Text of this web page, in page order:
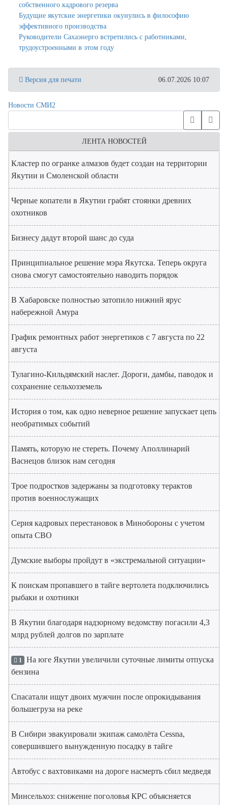
собственного кадрового резерва
Будущие якутские энергетики окунулись в философию
эффективного производства
Руководители Сахаэнерго встретились с работниками,
трудоустроенными в этом году
Версия для печати 06.07.2026 10:07
Новости СМИ2
ЛЕНТА НОВОСТЕЙ
Кластер по огранке алмазов будет создан на территории
Якутии и Смоленской области
Черные копатели в Якутии грабят стоянки древних
охотников
Бизнесу дадут второй шанс до суда
Принципиальное решение мэра Якутска. Теперь округа
снова смогут самостоятельно наводить порядок
В Хабаровске полностью затопило нижний ярус
набережной Амура
График ремонтных работ энергетиков с 7 августа по 22
августа
Тулагино-Кильдямский наслег. Дороги, дамбы, паводок и
сохранение сельхозземель
История о том, как одно неверное решение запускает цепь
необратимых событий
Память, которую не стереть. Почему Аполлинарий
Васнецов близок нам сегодня
Трое подростков задержаны за подготовку терактов
против военнослужащих
Серия кадровых перестановок в Минобороны с учетом
опыта СВО
Думские выборы пройдут в «экстремальной ситуации»
К поискам пропавшего в тайге вертолета подключились
рыбаки и охотники
В Якутии благодаря надзорному ведомству погасили 4,3
млрд рублей долгов по зарплате
1 На юге Якутии увеличили суточные лимиты отпуска
бензина
Спасатали ищут двоих мужчин после опрокидывания
большегруза на реке
В Сибири эвакуировали экипаж самолёта Cessna,
совершившего вынужденную посадку в тайге
Автобус с вахтовиками на дороге насмерть сбил медведя
Минсельхоз: снижение поголовья КРС объясняется